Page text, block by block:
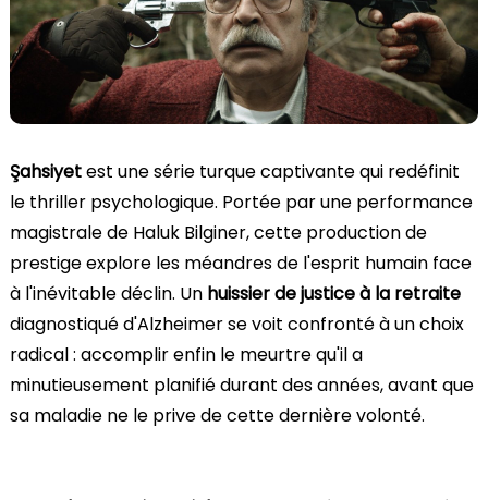
Şahsiyetest une série turque captivante qui redéfinit
le thriller psychologique. Portée par une performance
magistrale de Haluk Bilginer, cette production de
prestige explore les méandres de l'esprit humain face
à l'inévitable déclin. Un huissier de justice à la retraite
diagnostiqué d'Alzheimer se voit confronté à un choix
radical : accomplir enfin le meurtre qu'il a
minutieusement planifié durant des années, avant que
sa maladie ne le prive de cette dernière volonté.